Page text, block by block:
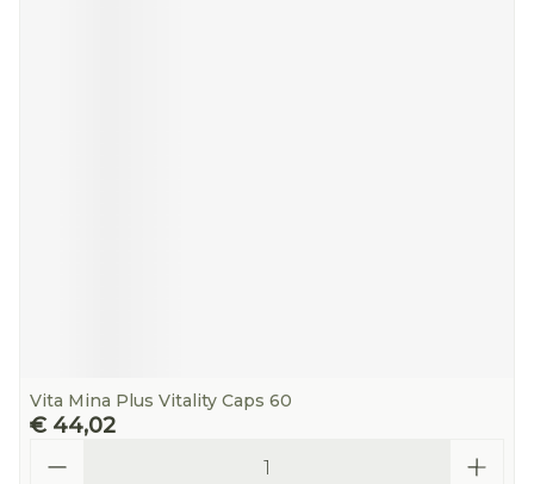
Vita Mina Plus Vitality Caps 60
€ 44,02